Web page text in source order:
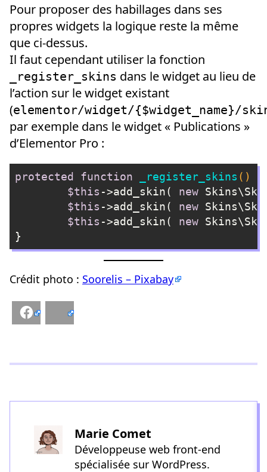
Pour proposer des habillages dans ses
propres widgets la logique reste la même
que ci-dessus.
Il faut cependant utiliser la fonction
_register_skins dans le widget au lieu de
l’action sur le widget existant
(elementor/widget/{$widget_name}/
par exemple dans le widget « Publications »
d’Elementor Pro :
protected function _register_skins ()
$this ->add_skin( new
$this ->add_skin( new
$this ->add_skin( new
}
Langage du code : PHP (php)
Crédit photo : Soorelis – Pixabay
FacebookBluesky
Marie Comet
Développeuse web front-end
spécialisée sur WordPress.